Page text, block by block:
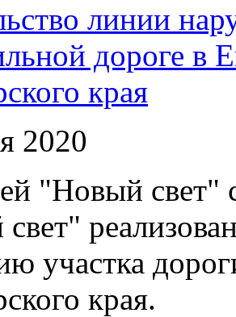
линии
дороге в
края
2020
"Новый свет"
участка
края.